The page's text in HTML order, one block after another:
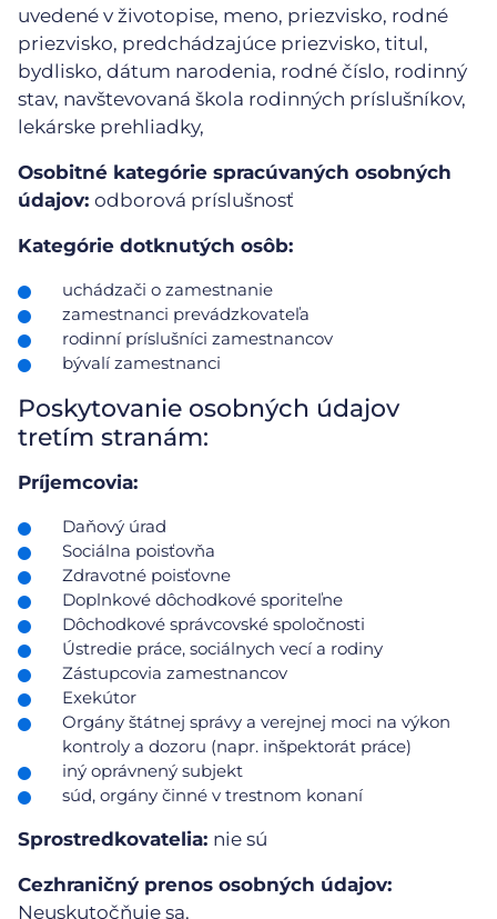
uvedené v životopise, meno, priezvisko, rodné
priezvisko, predchádzajúce priezvisko, titul,
bydlisko, dátum narodenia, rodné číslo, rodinný
stav, navštevovaná škola rodinných príslušníkov,
lekárske prehliadky,
Osobitné kategórie spracúvaných osobných
údajov: odborová príslušnosť
Kategórie dotknutých osôb:
uchádzači o zamestnanie
zamestnanci prevádzkovateľa
rodinní príslušníci zamestnancov
bývalí zamestnanci
Poskytovanie osobných údajov
tretím stranám:
Príjemcovia:
Daňový úrad
Sociálna poisťovňa
Zdravotné poisťovne
Doplnkové dôchodkové sporiteľne
Dôchodkové správcovské spoločnosti
Ústredie práce, sociálnych vecí a rodiny
Zástupcovia zamestnancov
Exekútor
Orgány štátnej správy a verejnej moci na výkon
kontroly a dozoru (napr. inšpektorát práce)
iný oprávnený subjekt
súd, orgány činné v trestnom konaní
Sprostredkovatelia: nie sú
Cezhraničný prenos osobných údajov:
Neuskutočňuje sa.